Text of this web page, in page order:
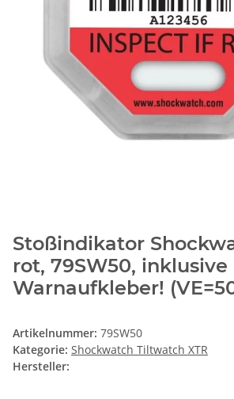
Stoßindikator
rot, 79SW50, inklusive
Warnaufkleber!
Artikelnummer: 79SW50
Kategorie: Shockwatch Tiltwatch XTR
Hersteller: